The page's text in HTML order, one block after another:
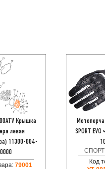
Крышка
левая
11300-004-
0000
79001
SPORT
Код